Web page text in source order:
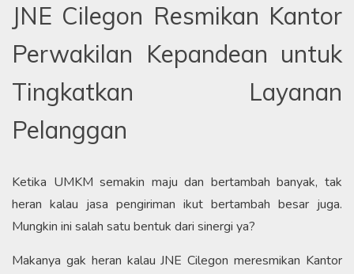
JNE Cilegon Resmikan Kantor
Perwakilan Kepandean untuk
Tingkatkan Layanan
Pelanggan
Ketika UMKM semakin maju dan bertambah banyak, tak
heran kalau jasa pengiriman ikut bertambah besar juga.
Mungkin ini salah satu bentuk dari sinergi ya?
Makanya gak heran kalau JNE Cilegon meresmikan Kantor